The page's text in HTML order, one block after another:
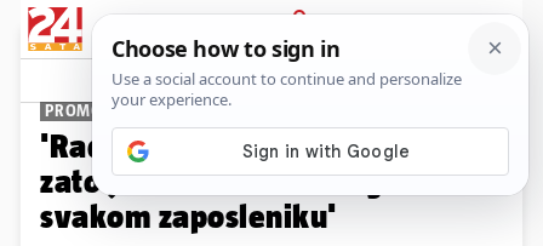
PRIJAVA
Promo sadržaj
PROMO
'Rad u ugostiteljstvu nije lagan i
zato je važno voditi brigu o
svakom zaposleniku'